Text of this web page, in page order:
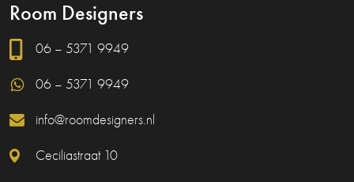
Room Designers
06 – 5371 9949
06 – 5371 9949
info@roomdesigners.nl
Ceciliastraat 10